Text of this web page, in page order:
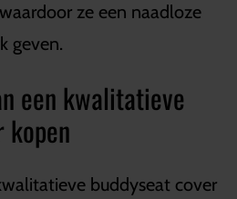
ze een naadloze
geven.
een kwalitatieve
kopen
buddyseat cover